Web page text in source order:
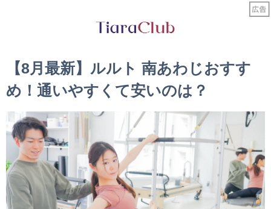
【8月最新】ルルト 南あわじおすす
め！通いやすくて安いのは？